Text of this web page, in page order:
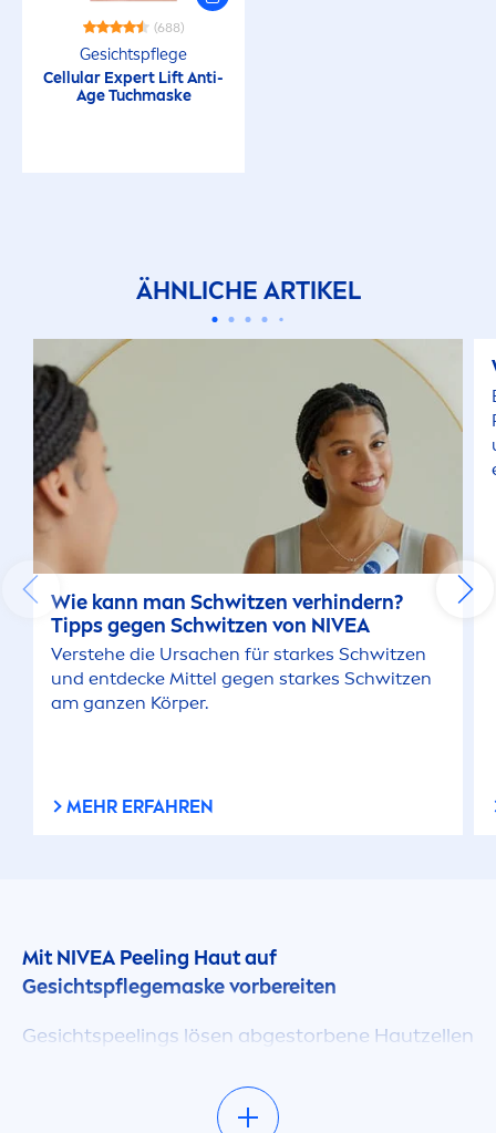
(688)
Gesichtspflege
Cellular Expert Lift Anti-
Age Tuchmaske
ÄHNLICHE ARTIKEL
Wie kann man Schwitzen verhindern?
Tipps gegen Schwitzen von NIVEA
Verstehe die Ursachen für starkes Schwitzen
und entdecke Mittel gegen starkes Schwitzen
am ganzen Körper.
MEHR ERFAHREN
MitNIVEA Peeling Haut auf
Gesichtspflegemaske vorbereiten
Gesichtspeelings lösen abgestorbene Hautzellen
überschüssiges Hautfett, ohne die Haut aus der
zu bringen. Die Peeling-Partikel reinigen